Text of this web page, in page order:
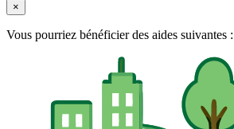
×
Vous pourriez bénéficier des aides suivantes :